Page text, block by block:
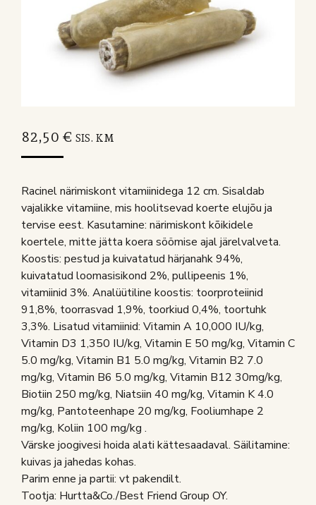
82,50 € SIS. KM
Racinel närimiskont vitamiinidega 12 cm. Sisaldab
vajalikke vitamiine, mis hoolitsevad koerte elujõu ja
tervise eest. Kasutamine: närimiskont kõikidele
koertele, mitte jätta koera söömise ajal järelvalveta.
Koostis: pestud ja kuivatatud härjanahk 94%,
kuivatatud loomasisikond 2%, pullipeenis 1%,
vitamiinid 3%. Analüütiline koostis: toorproteiinid
91,8%, toorrasvad 1,9%, toorkiud 0,4%, toortuhk
3,3%. Lisatud vitamiinid: Vitamin A 10,000 IU/kg,
Vitamin D3 1,350 IU/kg, Vitamin E 50 mg/kg, Vitamin C
5.0 mg/kg, Vitamin B1 5.0 mg/kg, Vitamin B2 7.0
mg/kg, Vitamin B6 5.0 mg/kg, Vitamin B12 30mg/kg,
Biotiin 250 mg/kg, Niatsiin 40 mg/kg, Vitamin K 4.0
mg/kg, Pantoteenhape 20 mg/kg, Fooliumhape 2
mg/kg, Koliin 100 mg/kg .
Värske joogivesi hoida alati kättesaadaval. Säilitamine:
kuivas ja jahedas kohas.
Parim enne ja partii: vt pakendilt.
Tootja: Hurtta&Co./Best Friend Group OY.